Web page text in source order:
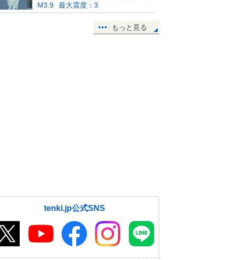
M3.9
最大震度：3
もっと見る
tenki.jp公式SNS